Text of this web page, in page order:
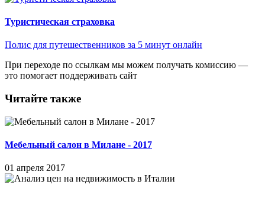
Туристическая страховка
Полис для путешественников за 5 минут онлайн
При переходе по ссылкам мы можем получать комиссию —
это помогает поддерживать сайт
Читайте также
Мебельный салон в Милане - 2017
01 апреля 2017